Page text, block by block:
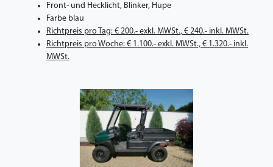
Front- und Hecklicht, Blinker, Hupe
Farbe blau
Richtpreis pro Tag: € 200.- exkl. MWSt., € 240.- inkl. MWSt.
Richtpreis pro Woche: € 1.100.- exkl. MWSt., € 1.320.- inkl.
MWSt.